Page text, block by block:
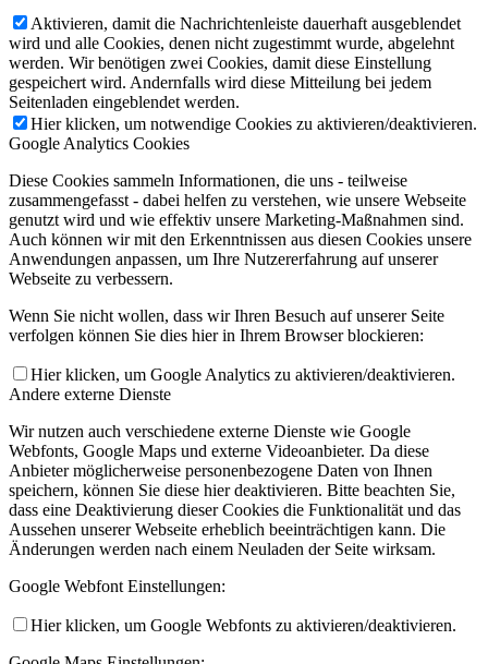
Aktivieren, damit die Nachrichtenleiste dauerhaft ausgeblendet
wird und alle Cookies, denen nicht zugestimmt wurde, abgelehnt
werden. Wir benötigen zwei Cookies, damit diese Einstellung
gespeichert wird. Andernfalls wird diese Mitteilung bei jedem
Seitenladen eingeblendet werden.
Hier klicken, um notwendige Cookies zu aktivieren/deaktivieren.
Google Analytics Cookies
Diese Cookies sammeln Informationen, die uns - teilweise
zusammengefasst - dabei helfen zu verstehen, wie unsere Webseite
genutzt wird und wie effektiv unsere Marketing-Maßnahmen sind.
Auch können wir mit den Erkenntnissen aus diesen Cookies unsere
Anwendungen anpassen, um Ihre Nutzererfahrung auf unserer
Webseite zu verbessern.
Wenn Sie nicht wollen, dass wir Ihren Besuch auf unserer Seite
verfolgen können Sie dies hier in Ihrem Browser blockieren:
Hier klicken, um Google Analytics zu aktivieren/deaktivieren.
Andere externe Dienste
Wir nutzen auch verschiedene externe Dienste wie Google
Webfonts, Google Maps und externe Videoanbieter. Da diese
Anbieter möglicherweise personenbezogene Daten von Ihnen
speichern, können Sie diese hier deaktivieren. Bitte beachten Sie,
dass eine Deaktivierung dieser Cookies die Funktionalität und das
Aussehen unserer Webseite erheblich beeinträchtigen kann. Die
Änderungen werden nach einem Neuladen der Seite wirksam.
Google Webfont Einstellungen:
Hier klicken, um Google Webfonts zu aktivieren/deaktivieren.